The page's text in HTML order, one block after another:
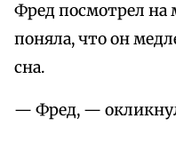
Фред посмотрел на
поняла, что он
сна.
— Фред, —